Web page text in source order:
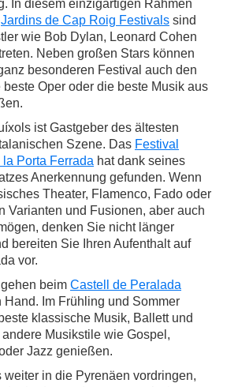
In diesem einzigartigen Rahmen
Jardins de Cap Roig Festivals sind
wie Bob Dylan, Leonard Cohen
Neben großen Stars können
besonderen Festival auch den
beste Oper oder die beste Musik aus
ist Gastgeber des ältesten
Szene. Das Festival
la Porta Ferrada hat dank seines
Anerkennung gefunden. Wenn
Theater, Flamenco, Fado oder
Varianten und Fusionen, aber auch
denken Sie nicht länger
bereiten Sie Ihren Aufenthalt auf
vor.
beim Castell de Peralada
Hand. Im Frühling und Sommer
klassische Musik, Ballett und
Musikstile wie Gospel,
Jazz genießen.
weiter in die Pyrenäen vordringen,